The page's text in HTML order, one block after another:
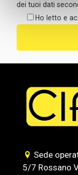
dei tuoi dati
Ho letto e
Sede
5/7 Rossano